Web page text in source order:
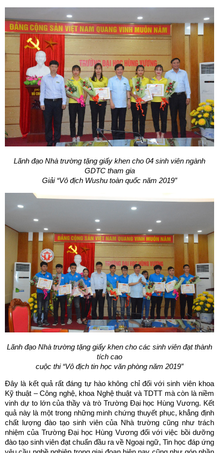
Lãnh đạo Nhà trường tặng giấy khen cho 04 sinh viên ngành
GDTC tham gia
Giải “Vô địch Wushu toàn quốc năm 2019”
Lãnh đạo Nhà trường tặng giấy khen cho các sinh viên đạt thành
tích cao
cuộc thi “Vô địch tin học văn phòng năm 2019”
Đây là kết quả rất đáng tự hào không chỉ đối với sinh viên khoa
Kỹ thuật – Công nghệ, khoa Nghệ thuật và TDTT mà còn là niềm
vinh dự to lớn của thầy và trò Trường Đại học Hùng Vương. Kết
quả này là một trong những minh chứng thuyết phục, khẳng định
chất lượng đào tạo sinh viên của Nhà trường cũng như trách
nhiệm của Trường Đại học Hùng Vương đối với việc bồi dưỡng
đào tạo sinh viên đạt chuẩn đầu ra về Ngoại ngữ, Tin học đáp ứng